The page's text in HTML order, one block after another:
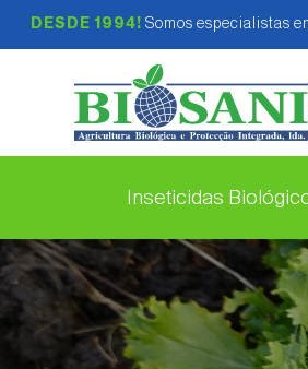
DESDE 1994! Somos especialistas
Inseticidas